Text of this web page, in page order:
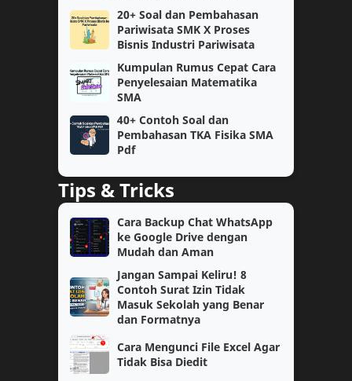
Kurikulum Merdeka Belajar KSN
Bahasa Inggris
SAT
Semester 2
OSN
Akuntansi Bahasa Indonesia
Cerita Reflektif Motivasi
SAS
Tutorial
20+ Soal dan Pembahasan
Pariwisata SMK X Proses
Bisnis Industri Pariwisata
Kumpulan Rumus Cepat Cara
Penyelesaian Matematika
SMA
40+ Contoh Soal dan
Pembahasan TKA Fisika SMA
Pdf
Tips & Tricks
Cara Backup Chat WhatsApp
ke Google Drive dengan
Mudah dan Aman
Jangan Sampai Keliru! 8
Contoh Surat Izin Tidak
Masuk Sekolah yang Benar
dan Formatnya
Cara Mengunci File Excel Agar
Tidak Bisa Diedit